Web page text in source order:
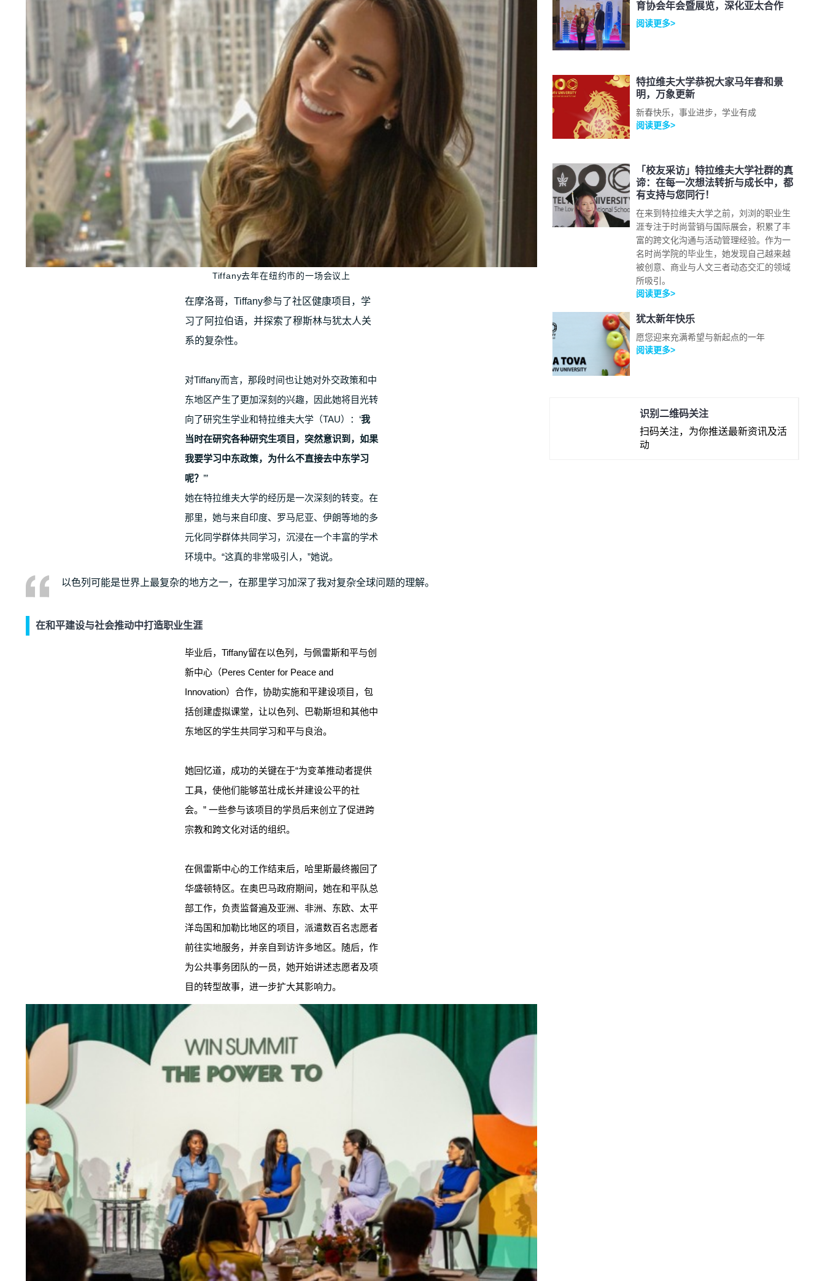
Tiffany去年在纽约市的一场会议上
在摩洛哥，Tiffany参与了社区健康项目，学
习了阿拉伯语，并探索了穆斯林与犹太人关
系的复杂性。
对Tiffany而言，那段时间也让她对外交政策和中
东地区产生了更加深刻的兴趣，因此她将目光转
向了研究生学业和特拉维夫大学（TAU）：‘我
当时在研究各种研究生项目，突然意识到，如果
我要学习中东政策，为什么不直接去中东学习
呢？ ’”
她在特拉维夫大学的经历是一次深刻的转变。在
那里，她与来自印度、罗马尼亚、伊朗等地的多
元化同学群体共同学习，沉浸在一个丰富的学术
环境中。“这真的非常吸引人，”她说。
以色列可能是世界上最复杂的地方之一，在那里学习加深了我对复杂全球问题的理解。
在和平建设与社会推动中打造职业生涯
毕业后，Tiffany留在以色列，与佩雷斯和平与创
新中心（Peres Center for Peace and
Innovation）合作，协助实施和平建设项目，包
括创建虚拟课堂，让以色列、巴勒斯坦和其他中
东地区的学生共同学习和平与良治。
她回忆道，成功的关键在于“为变革推动者提供
工具，使他们能够茁壮成长并建设公平的社
会。” 一些参与该项目的学员后来创立了促进跨
宗教和跨文化对话的组织。
在佩雷斯中心的工作结束后，哈里斯最终搬回了
华盛顿特区。在奥巴马政府期间，她在和平队总
部工作，负责监督遍及亚洲、非洲、东欧、太平
洋岛国和加勒比地区的项目，派遣数百名志愿者
前往实地服务，并亲自到访许多地区。随后，作
为公共事务团队的一员，她开始讲述志愿者及项
目的转型故事，进一步扩大其影响力。
育协会年会暨展览，深化亚太合作
阅读更多>
特拉维夫大学恭祝大家马年春和景
明，万象更新
新春快乐，事业进步，学业有成
阅读更多>
「校友采访」特拉维夫大学社群的真
谛：在每一次想法转折与成长中，都
有支持与您同行！
在来到特拉维夫大学之前，刘浏的职业生
涯专注于时尚营销与国际展会，积累了丰
富的跨文化沟通与活动管理经验。作为一
名时尚学院的毕业生，她发现自己越来越
被创意、商业与人文三者动态交汇的领域
所吸引。
阅读更多>
犹太新年快乐
愿您迎来充满希望与新起点的一年
阅读更多>
识别二维码关注
扫码关注，为你推送最新资讯及活
动